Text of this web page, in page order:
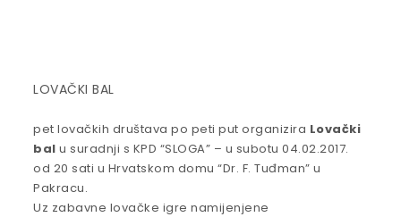
LOVAČKI BAL
pet lovačkih društava po peti put organizira Lovački
balu suradnji s KPD “SLOGA” – u subotu 04.02.2017.
od 20 sati u Hrvatskom domu “Dr. F. Tuđman” u
Pakracu.
Uz zabavne lovačke igre namijenjene